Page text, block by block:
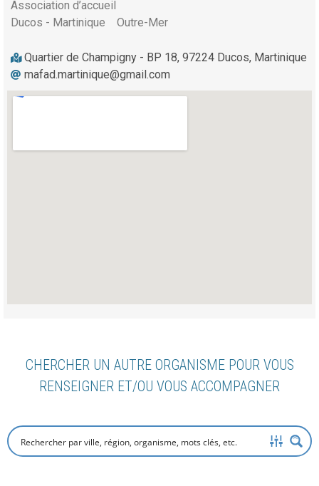
Association d’accueil
Ducos - Martinique
Outre-Mer
Quartier de Champigny - BP 18, 97224 Ducos, Martinique
mafad.martinique@gmail.com
CHERCHER UN AUTRE ORGANISME POUR VOUS
RENSEIGNER ET/OU VOUS ACCOMPAGNER